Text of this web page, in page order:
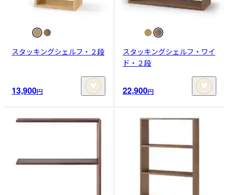
スタッキングシェルフ・２段
13,900円
スタッキングシェルフ・ワイ
ド・２段
22,900円